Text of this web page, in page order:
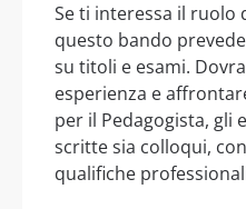
Se ti interessa il ruolo
questo bando
su titoli e esami.
esperienza e
per il Pedagogista, gli
scritte sia colloqui,
qualifiche